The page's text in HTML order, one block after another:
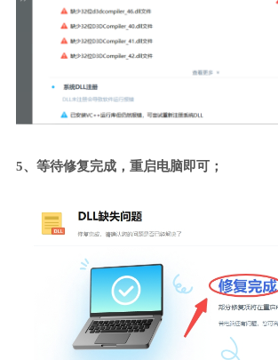
5、等待修复完成，重启电脑即可；